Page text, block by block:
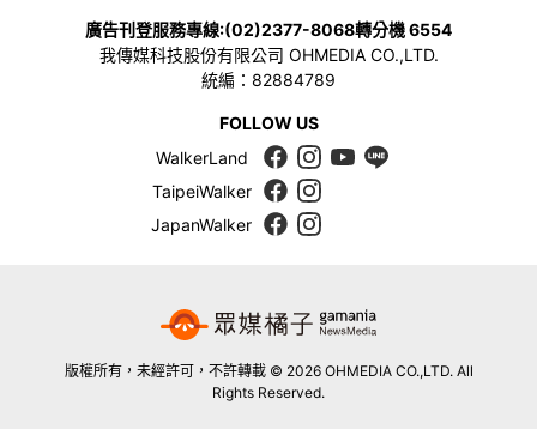
廣告刊登服務專線:(02)2377-8068轉分機 6554
我傳媒科技股份有限公司 OHMEDIA CO.,LTD.
統編：82884789
FOLLOW US
WalkerLand
TaipeiWalker
JapanWalker
版權所有，未經許可，不許轉載 © 2026 OHMEDIA CO.,LTD. All
Rights Reserved.